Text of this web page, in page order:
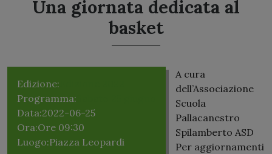
Una giornata dedicata al
basket
Edizione:
Programma:
Data:2022-06-25
Ora:Ore 09:30
Luogo:Piazza Leopardi
A cura
dell’Associazione
Scuola
Pallacanestro
Spilamberto ASD
Per aggiornamenti